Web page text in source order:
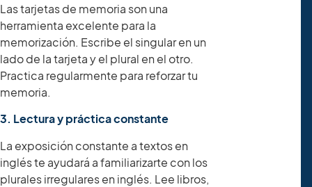
Las tarjetas de memoria son una
herramienta excelente para la
memorización. Escribe el singular en un
lado de la tarjeta y el plural en el otro.
Practica regularmente para reforzar tu
memoria.
3. Lectura y práctica constante
La exposición constante a textos en
inglés te ayudará a familiarizarte con los
plurales irregulares en inglés. Lee libros,